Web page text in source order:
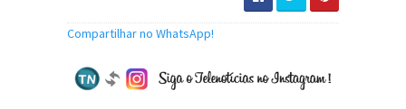
Compartilhar no WhatsApp!